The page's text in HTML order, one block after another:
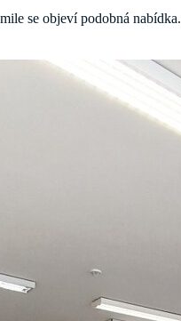
se objeví podobná nabídka.